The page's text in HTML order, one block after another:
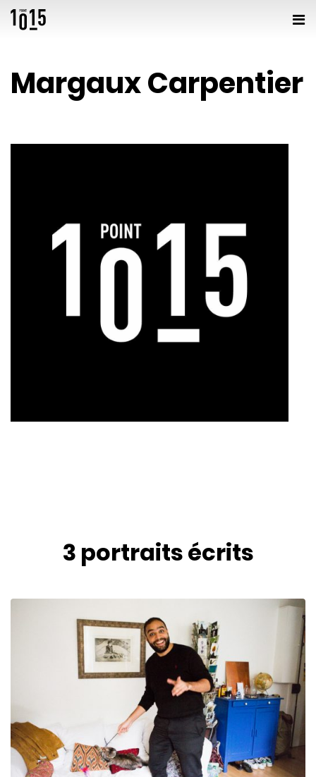
Margaux Carpentier
3 portraitsécrits